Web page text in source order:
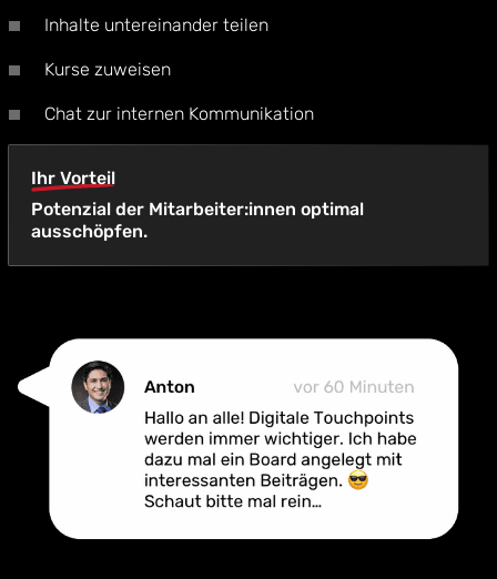
Inhalte untereinander teilen
Kurse zuweisen
Chat zur internen Kommunikation
Ihr Vorteil
Potenzial der Mitarbeiter:innen optimal
ausschöpfen.